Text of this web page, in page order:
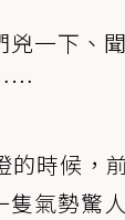
兇一下、
的時候，
隻氣勢驚